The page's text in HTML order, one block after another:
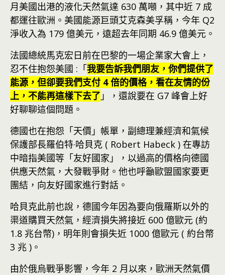
月美國出港的液化天然氣達 630 萬噸，其中近 7 成
都運往歐洲。美國能源巨頭艾克森美孚稱，今年 Q2
淨收入為 179 億美元，遠超去年同期 46.9 億美元。
法國總統馬克宏日前在巴黎的一場企業家大會上，
忍不住抱怨美國 :「我要告訴我們朋友，你們提供了
能源，但卻要我們支付 4 倍的價格，看在友情的份
上，不能再這樣下去了 」，還說要在 G7 峰會上好
好聊聊這個問題。
德國也在抱怨「天價」帳單，副總理兼經濟和氣候
保護部長羅伯特·哈貝克 ( Robert Habeck ) 在專訪
中暗指美國等「友好國家」，以過高的價格向德國
供應天然氣，大發戰爭財。他也呼籲歐盟國家要更
團結，向友好國家進行對話。
哈貝克此前也說，德國今年因為要向俄羅斯以外的
渠道購買天然氣，經濟損失將接近 600 億歐元 (約
1.8 兆台幣)，明年則會損失近 1000 億歐元 ( 約台幣
3 兆 )。
由於俄烏戰爭影響，今年 2 月以來，歐洲天然氣價